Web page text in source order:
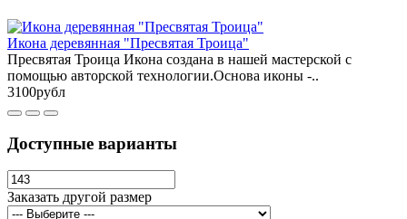
Икона деревянная "Пресвятая Троица"
Пресвятая Троица Икона создана в нашей мастерской с
помощью авторской технологии.Основа иконы -..
3100рубл
Доступные варианты
Заказать другой размер